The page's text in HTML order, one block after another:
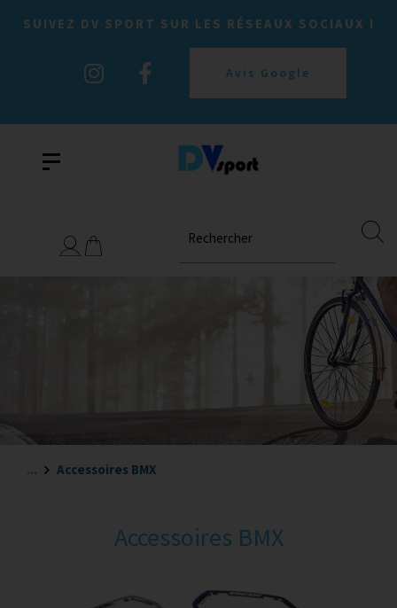
SUIVEZ DV SPORT SUR LES RÉSEAUX SOCIAUX !
Avis Google
Rechercher
... Accessoires BMX
Accessoires BMX